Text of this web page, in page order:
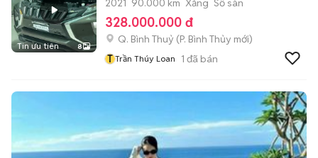
Tin ưu tiên 8
2021 90.000 km Xăng Số sàn
328.000.000 đ
Q. Bình Thuỷ (P. Bình Thủy mới)
T Trần Thúy Loan 1 đã bán